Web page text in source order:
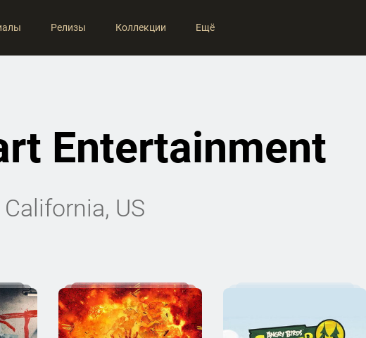
Релизы Коллекции Ещё
Entertainment
US